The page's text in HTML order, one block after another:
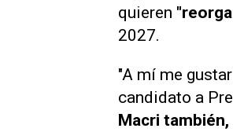
quieren
2027.
"A mí me
candidato a
Macri